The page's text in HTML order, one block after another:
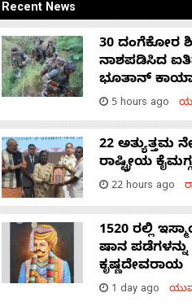
Recent News
30 ದಂಗೆಕೋರ
ನಾಶಪಡಿಸಿದ
ಭೂತಾನ್
5 hours ago
22 ಅತ್ಯುತ್ತಮ
ರಾಷ್ಟ್ರೀಯ
22 hours ago
1520 ರಲ್ಲಿ
ಷಾನ
ಕೃಷ್ಣದೇವರಾಯ
1 day ago